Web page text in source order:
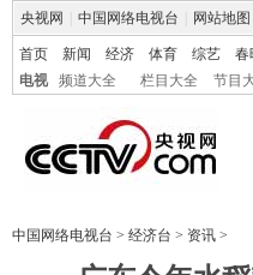
央视网 中国网络电视台 网站地图
首页 新闻 经济 体育 综艺 春
电视
频道大全 栏目大全 节目
中国网络电视台 > 经济台 > 资讯 >